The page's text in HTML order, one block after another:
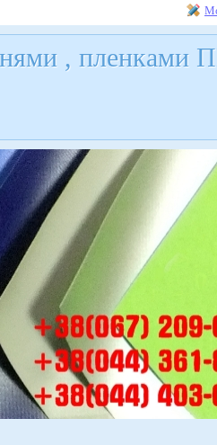
, пленками